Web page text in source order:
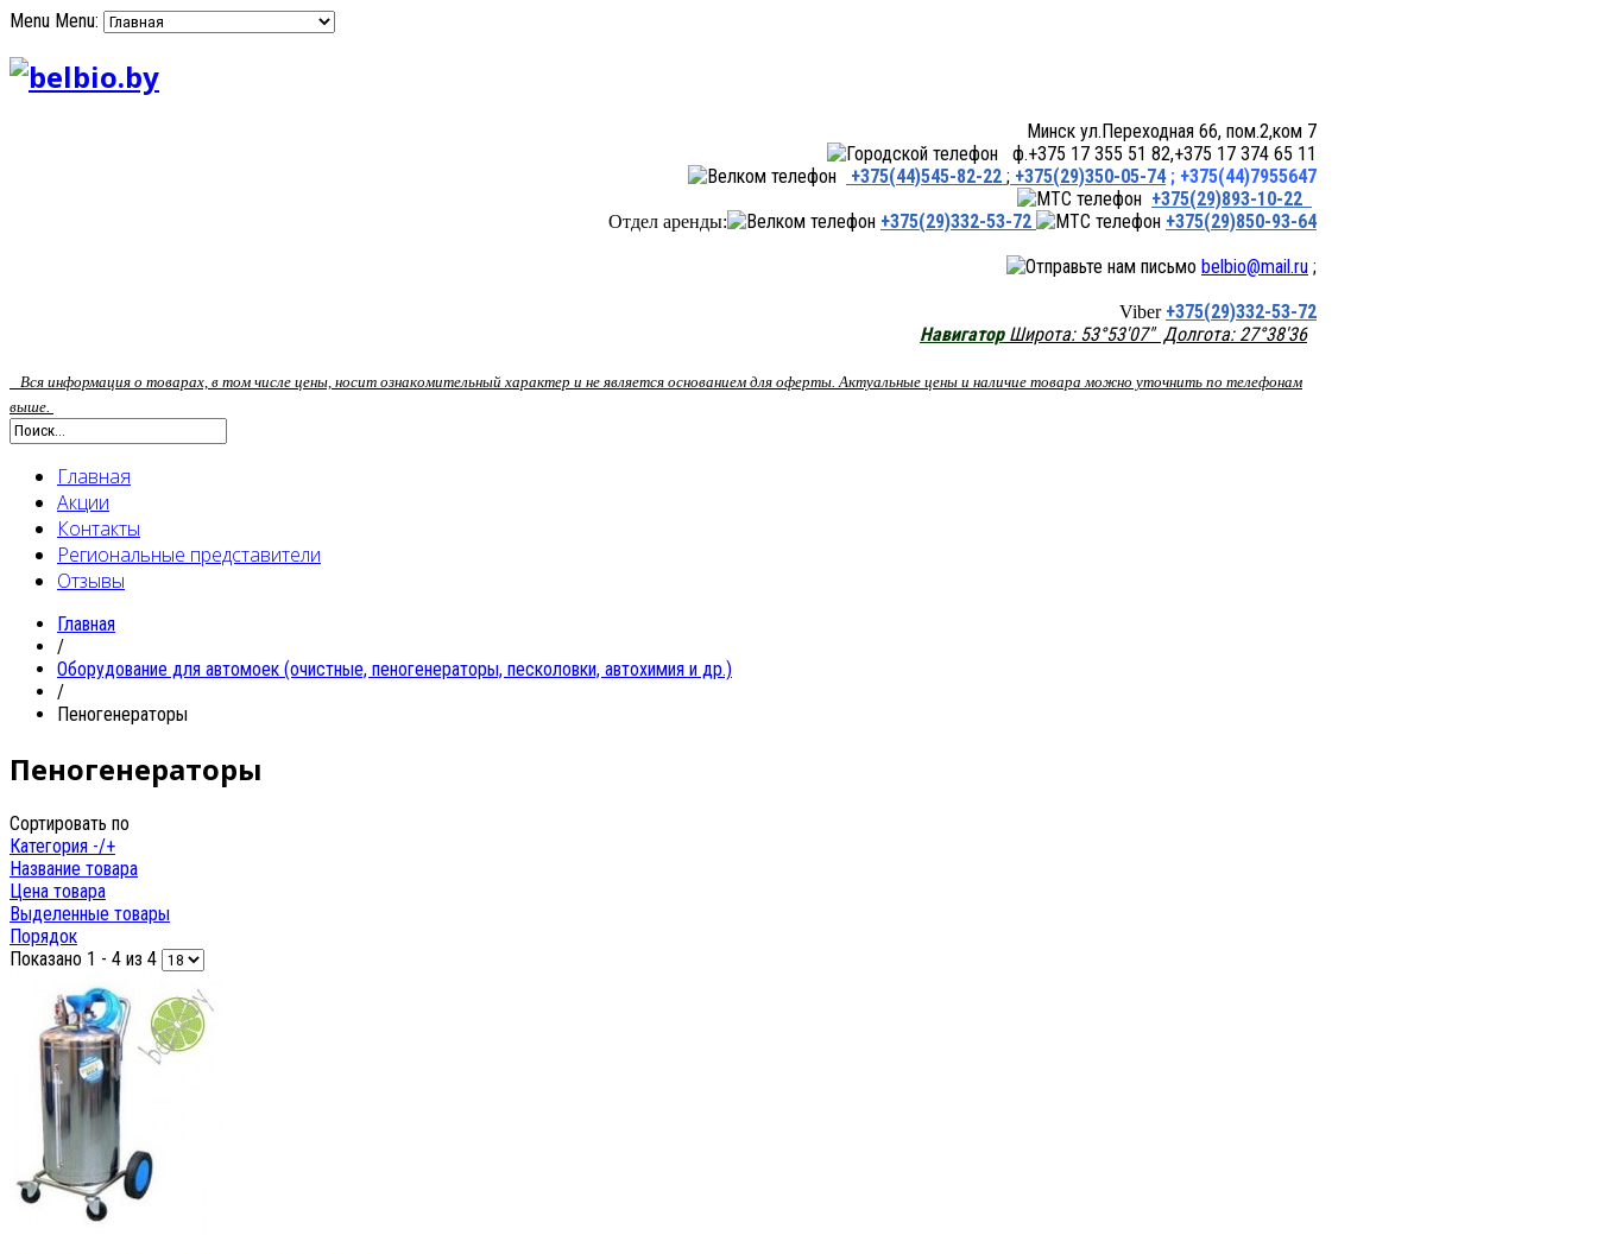
Menu Menu:
Минск ул.Переходная 66, пом.2,ком 7
ф.+375 17 355 51 82,+375 17 374 65 11
+375(44)545-82-22 ; +375(29)350-05-74 ; +375(44)7955647
+375(29)893-10-22
Отдел аренды: +375(29)332-53-72
+375(29)850-93-64
belbio@mail.ru ;
Viber +375(29)332-53-72
НавигаторШирота: 53°53'07" Долгота: 27°38'36
Вся информация о товарах, в том числе цены, носит ознакомительный характер и не является основанием для оферты. Актуальные цены и наличие товара можно уточнить по телефонам
выше.
Главная
Акции
Контакты
Региональные представители
Отзывы
Главная
/
Oборудование для автомоек (очистные, пеногенераторы, песколовки, автохимия и др.)
/
Пеногенераторы
Пеногенераторы
Сортировать по
Категория -/+
Название товара
Цена товара
Выделенные товары
Порядок
Показано 1 - 4 из 4